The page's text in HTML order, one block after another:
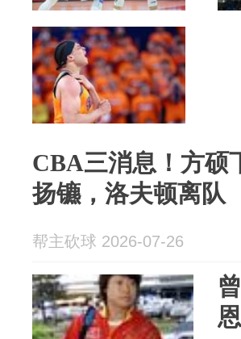
CBA三消息！方硕
扬镳，洛夫顿离队
帮主砍球 2026-07-26